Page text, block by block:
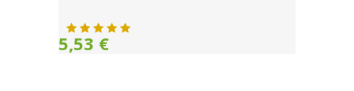
5,53 €